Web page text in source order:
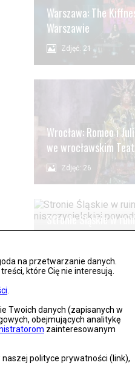
na przetwarzanie danych.
które Cię nie interesują.
Twoich danych (zapisanych w
obejmujących analitykę
zainteresowanym
polityce prywatności (link),
Warszawa: The
Warszawie
Zdjęć: 21
Wrocław: Romeo i
we wrocławskim
Zdjęć: 26
Stronie Śląskie w
niszczycielskiej
Lądek Zdrój po powodzi